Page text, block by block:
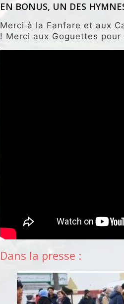
EN BONUS, UN DES
Merci à la Fanfare et aux
! Merci aux Goguettes
Dans la presse :